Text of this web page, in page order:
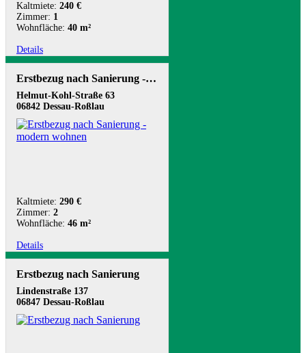
Kaltmiete: 240 €
Zimmer: 1
Wohnfläche: 40 m²
Details
Erstbezug nach Sanierung - modern wohnen
Helmut-Kohl-Straße 63
06842 Dessau-Roßlau
Kaltmiete: 290 €
Zimmer: 2
Wohnfläche: 46 m²
Details
Erstbezug nach Sanierung
Lindenstraße 137
06847 Dessau-Roßlau